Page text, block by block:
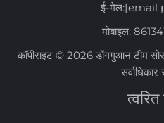
ई-मेल:[email
मोबाइल:
कॉपीराइट © 2026 डोंगगुआन टीम
सर्वाधिकार